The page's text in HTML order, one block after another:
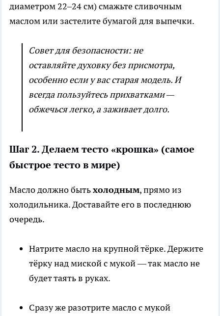
диаметром 22–24 см) смажьте сливочным
маслом или застелите бумагой для выпечки.
Совет для безопасности: не
оставляйте духовку без присмотра,
особенно если у вас старая модель. И
всегда пользуйтесь прихватками —
обжечься легко, а заживает долго.
Шаг 2. Делаем тесто «крошка» (самое
быстрое тесто в мире)
Масло должно бытьхолодным, прямо из
холодильника. Доставайте его в последнюю
очередь.
Натрите масло на крупной тёрке. Держите
тёрку над миской с мукой — так масло не
будет таять в руках.
Сразу же разотрите масло с мукой